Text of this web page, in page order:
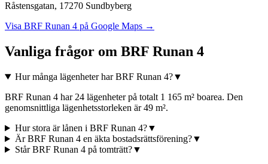
Råstensgatan, 17270 Sundbyberg
Visa BRF Runan 4 på Google Maps →
Vanliga frågor om BRF Runan 4
Hur många lägenheter har BRF Runan 4?▼
BRF Runan 4 har 24 lägenheter på totalt 1 165 m² boarea. Den
genomsnittliga lägenhetsstorleken är 49 m².
Hur stora är lånen i BRF Runan 4?▼
Är BRF Runan 4 en äkta bostadsrättsförening?▼
Står BRF Runan 4 på tomträtt?▼